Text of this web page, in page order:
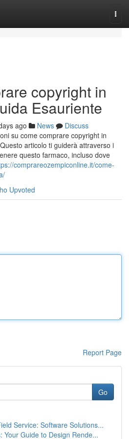
copyright in
Esauriente
ago News
Discuss
su come comprare copyright in
articolo ti guiderà attraverso i
questo farmaco, incluso dove
comprareozempiconline.it/come-
Upvoted
Report Page
Go
Service: Software Solutions...
Your Guide to Design Rende...